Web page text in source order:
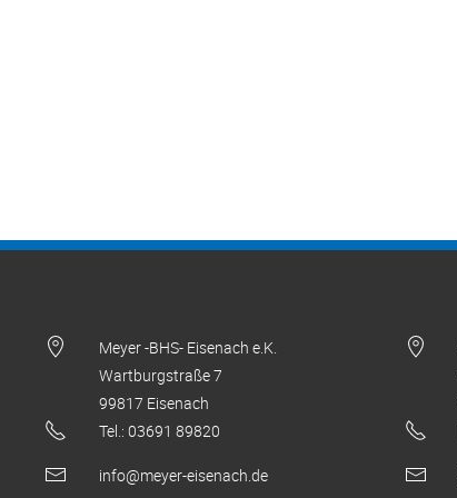
Meyer -BHS- Eisenach e.K.
Wartburgstraße 7
99817 Eisenach
Tel.: 03691 89820
info@meyer-eisenach.de